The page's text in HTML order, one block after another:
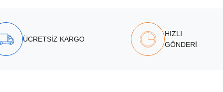
ÜCRETSİZ KARGO
HIZLI
GÖNDERİ